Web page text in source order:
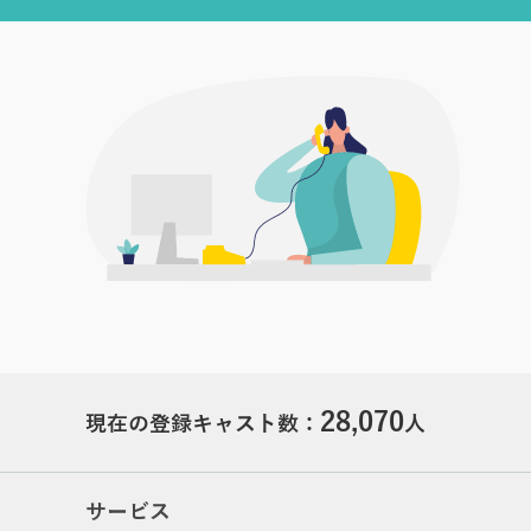
現在の登録キャスト数： 28,070人
サービス